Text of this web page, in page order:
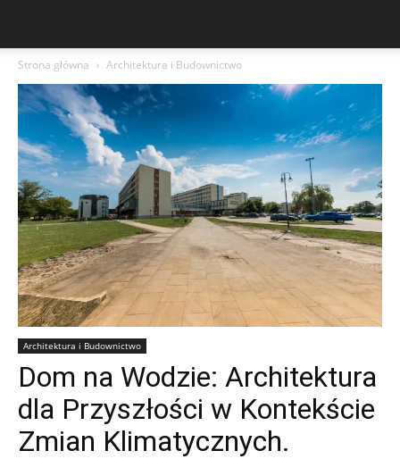
Strona główna Architektura i Budownictwo
Architektura i Budownictwo
Dom na Wodzie: Architektura
dla Przyszłości w Kontekście
Zmian Klimatycznych.